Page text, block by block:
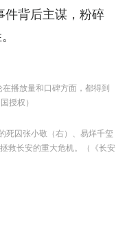
件背后主谋，粉碎
播放量和口碑方面，都得到
授权）
死囚张小敬（右）、易烊千玺
救长安的重大危机。（《长安